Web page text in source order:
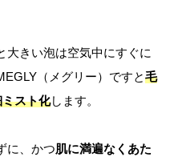
大きい泡は空気中にすぐに
（メグリー）ですと毛
スト化します。
に、かつ肌に満遍なくあた